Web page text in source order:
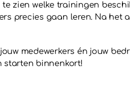
zien welke trainingen
precies gaan leren. Na
medewerkers én jouw
starten binnenkort!